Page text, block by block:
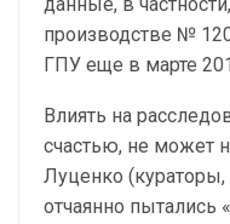
производстве №
ГПУ еще в марте
Влиять на
счастью, не может
Луценко
отчаянно пытались